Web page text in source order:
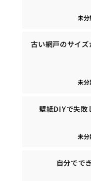
未分
古い網戸のサイ
未分
壁紙DIYで失敗
未分
自分でで